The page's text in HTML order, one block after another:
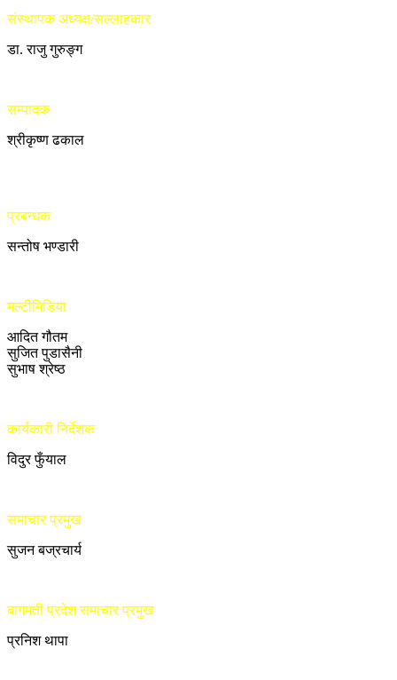
संस्थापक अध्यक्ष/सल्लाहकार
डा. राजु गुरुङ्ग
सम्पादक
श्रीकृष्ण ढकाल
प्रबन्धक
सन्तोष भण्डारी
मल्टीमिडिया
आदित गौतम
सुजित पुडासैनी
सुभाष श्रेष्ठ
कार्यकारी निर्देशक
विदुर फुँयाल
समाचार प्रमुख
सुजन बज्रचार्य
बागमती प्रदेश समाचार प्रमुख
प्रनिश थापा